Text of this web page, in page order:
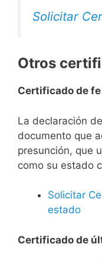
Solicitar
Otros
Certificado de
La declaración
documento que
presunción, que
como su estado
Solicitar
estado
Certificado de